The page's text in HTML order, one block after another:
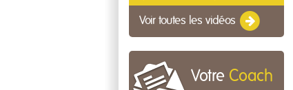
Voir toutes les vidéos
Votre Coach